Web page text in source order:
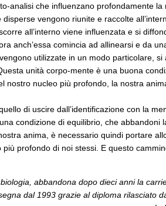
analisi che influenzano profondamente
vengono riunite e raccolte
all’interno viene influenzata e si
anch’essa comincia ad allinearsi e da
utilizzate in un modo particolare, si
unità corpo-mente è una buona
nostro nucleo più profondo, la nostra
di uscire dall’identificazione con la
condizione di equilibrio, che abbandoni
anima, è necessario quindi portare
profondo di noi stessi. E questo
abbandona dopo dieci anni la
dal 1993 grazie al diploma rilasciato